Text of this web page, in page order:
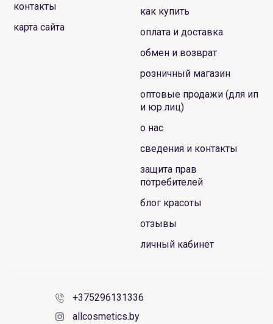
контакты
карта сайта
как купить
оплата и доставка
обмен и возврат
розничный магазин
оптовые продажи (для ип
и юр.лиц)
о нас
сведения и контакты
защита прав
потребителей
блог красоты
отзывы
личный кабинет
+375296131336
allcosmetics.by